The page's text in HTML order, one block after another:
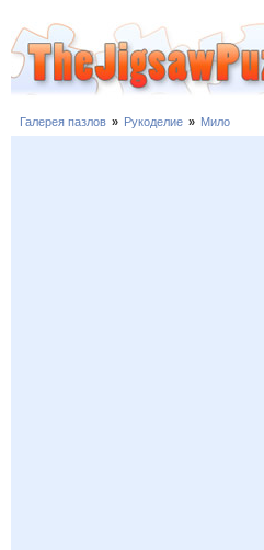
Галерея пазлов » Рукоделие » Мило